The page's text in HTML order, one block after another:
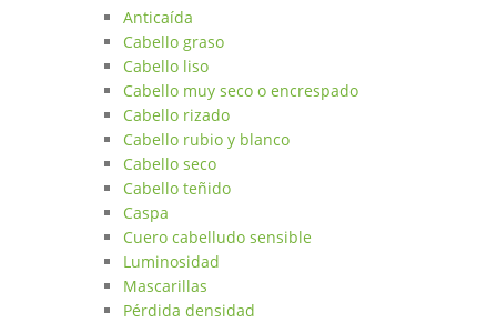
Anticaída
Cabello graso
Cabello liso
Cabello muy seco o encrespado
Cabello rizado
Cabello rubio y blanco
Cabello seco
Cabello teñido
Caspa
Cuero cabelludo sensible
Luminosidad
Mascarillas
Pérdida densidad